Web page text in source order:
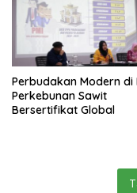
Perbudakan Modern di
Perkebunan Sawit
Bersertifikat Global